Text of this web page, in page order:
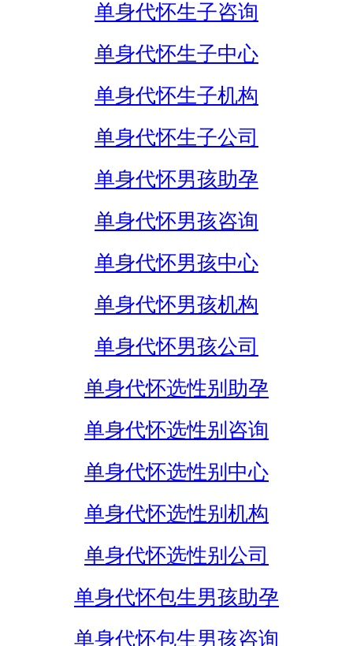
单身代怀生子咨询
单身代怀生子中心
单身代怀生子机构
单身代怀生子公司
单身代怀男孩助孕
单身代怀男孩咨询
单身代怀男孩中心
单身代怀男孩机构
单身代怀男孩公司
单身代怀选性别助孕
单身代怀选性别咨询
单身代怀选性别中心
单身代怀选性别机构
单身代怀选性别公司
单身代怀包生男孩助孕
单身代怀包生男孩咨询